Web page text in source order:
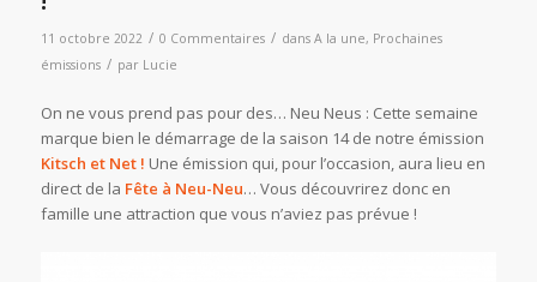
11 octobre 2022 / 0 Commentaires / dans A la une, Prochaines
émissions / par Lucie
On ne vous prend pas pour des… Neu Neus : Cette semaine
marque bien le démarrage de la saison 14 de notre émission
Kitsch et Net ! Une émission qui, pour l’occasion, aura lieu en
direct de la Fête à Neu-Neu… Vous découvrirez donc en
famille une attraction que vous n’aviez pas prévue !